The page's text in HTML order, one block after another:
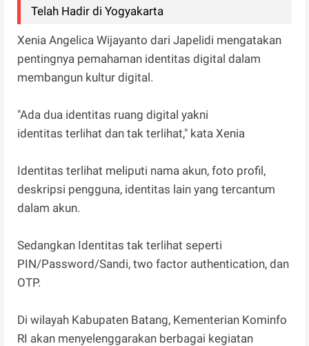
Telah Hadir di Yogyakarta
Xenia Angelica Wijayanto dari Japelidi mengatakan
pentingnya pemahaman identitas digital dalam
membangun kultur digital.
"Ada dua identitas ruang digital yakni
identitas terlihat dan tak terlihat," kata Xenia
Identitas terlihat meliputi nama akun, foto profil,
deskripsi pengguna, identitas lain yang tercantum
dalam akun.
Sedangkan Identitas tak terlihat seperti
PIN/Password/Sandi, two factor authentication, dan
OTP.
Di wilayah Kabupaten Batang, Kementerian Kominfo
RI akan menyelenggarakan berbagai kegiatan